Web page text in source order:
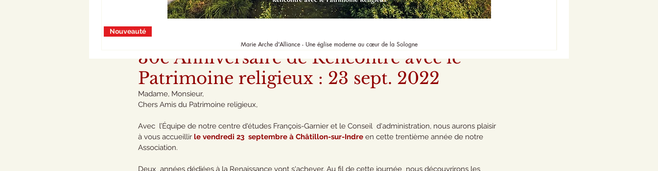
30e Anniversaire de Rencontre avec le
Patrimoine religieux : 23 sept. 2022
Madame, Monsieur,
Chers Amis du Patrimoine religieux,
Avec  l’Équipe de notre centre d'études François-Garnier et le Conseil  d'administration, nous aurons plaisir
à vous accueillir le vendredi 23  septembre à Châtillon-sur-Indre en cette trentième année de notre
Association.
Deux  années dédiées à la Renaissance vont s'achever. Au fil de cette journée  nous découvrirons les
Nouveauté
Marie Arche d'Alliance - Une église moderne au cœur de la Sologne